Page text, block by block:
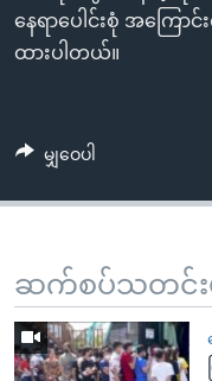
နေရာပေါင်းစုံ အကြေ
ထားပါတယ်။
မျှဝေပါ
ဆက်စပ်သတင်းမ